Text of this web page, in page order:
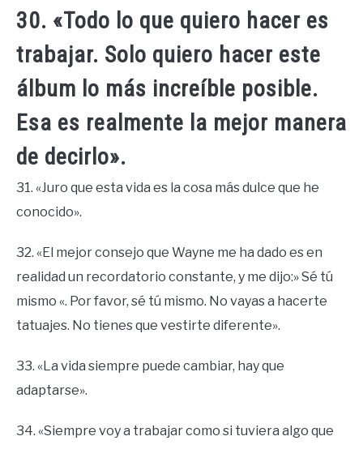
30. «Todo lo que quiero hacer es
trabajar. Solo quiero hacer este
álbum lo más increíble posible.
Esa es realmente la mejor manera
de decirlo».
31. «Juro que esta vida es la cosa más dulce que he
conocido».
32. «El mejor consejo que Wayne me ha dado es en
realidad un recordatorio constante, y me dijo:» Sé tú
mismo «. Por favor, sé tú mismo. No vayas a hacerte
tatuajes. No tienes que vestirte diferente».
33. «La vida siempre puede cambiar, hay que
adaptarse».
34. «Siempre voy a trabajar como si tuviera algo que